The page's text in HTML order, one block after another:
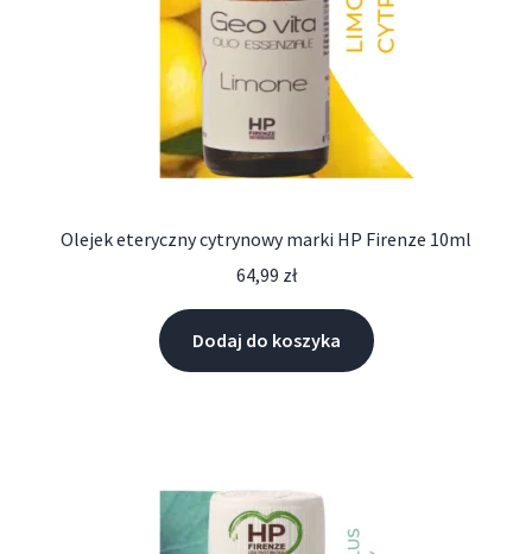
Olejek eteryczny cytrynowy marki HP Firenze 10ml
64,99 zł
Dodaj do koszyka